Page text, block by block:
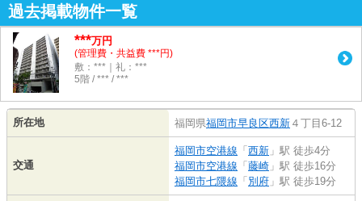
過去掲載物件一覧
***万円
(管理費・共益費 ***円)
敷：***｜礼：***
5階 / *** / ***
所在地 福岡県福岡市早良区西新 ４丁目6-12
交通
福岡市空港線 「 西新 」駅 徒歩4分
福岡市空港線 「 藤崎 」駅 徒歩16分
福岡市七隈線 「 別府 」駅 徒歩19分